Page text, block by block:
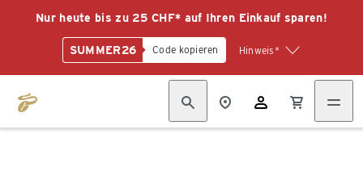
Nur heute bis zu 25 CHF* auf Ihren Einkauf sparen!
SUMMER26 Code kopieren Hinweis*